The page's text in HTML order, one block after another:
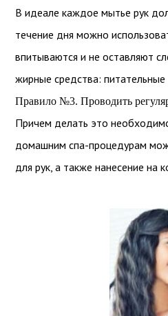
В идеале каждое мытье рук
течение дня можно
впитываются и не оставляют
жирные средства: питательные
Правило №3. Проводить
Причем делать это
домашним спа-процедурам
для рук, а также нанесение на